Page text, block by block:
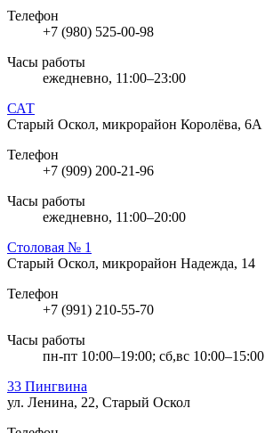
Телефон
+7 (980) 525-00-98
Часы работы
ежедневно, 11:00–23:00
САТ
Старый Оскол, микрорайон Королёва, 6А
Телефон
+7 (909) 200-21-96
Часы работы
ежедневно, 11:00–20:00
Столовая № 1
Старый Оскол, микрорайон Надежда, 14
Телефон
+7 (991) 210-55-70
Часы работы
пн-пт 10:00–19:00; сб,вс 10:00–15:00
33 Пингвина
ул. Ленина, 22, Старый Оскол